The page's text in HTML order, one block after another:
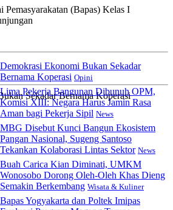
(Bapas) Kelas I
Demokrasi Ekonomi Bukan Sekadar
Bernama Koperasi Opini
Lima Pekerja Bangunan Dibunuh OPM,
Komisi XIII: Negara Harus Jamin Rasa
Aman bagi Pekerja Sipil News
MBG Disebut Kunci Bangun Ekosistem
Pangan Nasional, Sugeng Santoso
Tekankan Kolaborasi Lintas Sektor News
Buah Carica Kian Diminati, UMKM
Wonosobo Dorong Oleh-Oleh Khas Dieng
Semakin Berkembang Wisata & Kuliner
Bapas Yogyakarta dan Poltek Imipas